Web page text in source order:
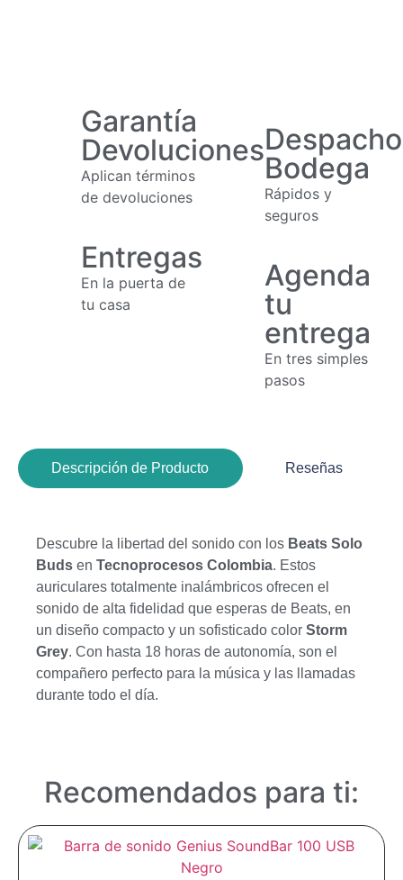
Garantía
Devoluciones
Aplican términos
de devoluciones
Bodega
Rápidos y
seguros
Entregas
En la puerta de
tu casa
Agenda
tu
entrega
En tres simples
pasos
Descripción de Producto Reseñas
Descubre la libertad del sonido con los Beats Solo
Buds en Tecnoprocesos Colombia. Estos
auriculares totalmente inalámbricos ofrecen el
sonido de alta fidelidad que esperas de Beats, en
un diseño compacto y un sofisticado color Storm
Grey. Con hasta 18 horas de autonomía, son el
compañero perfecto para la música y las llamadas
durante todo el día.
Recomendados para ti: